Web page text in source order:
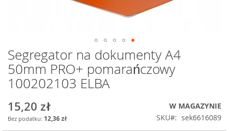
Przejdź
na
początek
galerii
Segregator na dokumenty A4
50mm PRO+ pomarańczowy
100202103 ELBA
15,20 zł
12,36 zł
W MAGAZYNIE
SKU
sek6616089